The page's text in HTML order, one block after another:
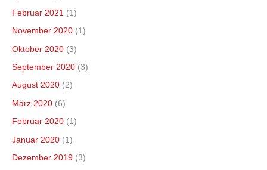
Februar 2021 (1)
November 2020 (1)
Oktober 2020 (3)
September 2020 (3)
August 2020 (2)
März 2020 (6)
Februar 2020 (1)
Januar 2020 (1)
Dezember 2019 (3)